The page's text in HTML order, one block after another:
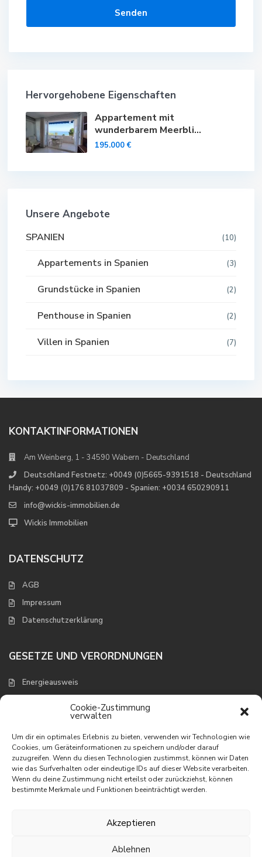
Cookie-Zustimmung
verwalten
Um dir ein optimales Erlebnis zu bieten, verwenden wir Technologien wie
Cookies, um Geräteinformationen zu speichern und/oder darauf
zuzugreifen. Wenn du diesen Technologien zustimmst, können wir Daten
wie das Surfverhalten oder eindeutige IDs auf dieser Website verarbeiten.
Wenn du deine Zustimmung nicht erteilst oder zurückziehst, können
bestimmte Merkmale und Funktionen beeinträchtigt werden.
Akzeptieren
Ablehnen
Hervorgehobene Eigenschaften
Appartement mit
wunderbarem Meerbli...
195.000 €
Unsere Angebote
SPANIEN (10)
Appartements in Spanien (3)
Grundstücke in Spanien (2)
Penthouse in Spanien (2)
Villen in Spanien (7)
KONTAKTINFORMATIONEN
Am Weinberg, 1 - 34590 Wabern - Deutschland
Deutschland Festnetz: +0049 (0)5665-9391518 - Deutschland
Handy: +0049 (0)176 81037809 - Spanien: +0034 650290911
info@wickis-immobilien.de
Wickis Immobilien
DATENSCHUTZ
AGB
Impressum
Datenschutzerklärung
GESETZE UND VERORDNUNGEN
Energieausweis
NEUESTE EIGENSCHAFTEN
Appartement mit wunderbarem
Meerbli...
195.000 €